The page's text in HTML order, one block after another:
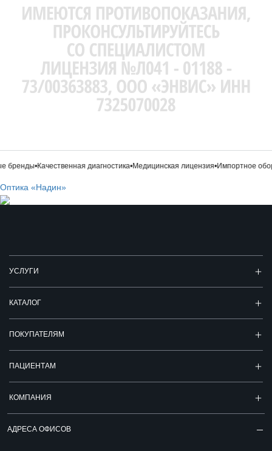
бренды•Качественная диагностика•Медицинская лицензия•Импортное
Оптика «Надин»
УСЛУГИ
КАТАЛОГ
ПОКУПАТЕЛЯМ
ПАЦИЕНТАМ
КОМПАНИЯ
АДРЕСА ОФИСОВ